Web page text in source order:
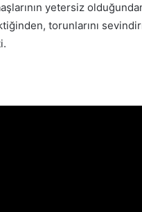
yetersiz
torunlarını